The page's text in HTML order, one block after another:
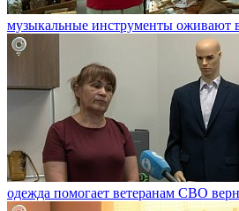
музыкальные инструменты оживают
одежда помогает ветеранам СВО